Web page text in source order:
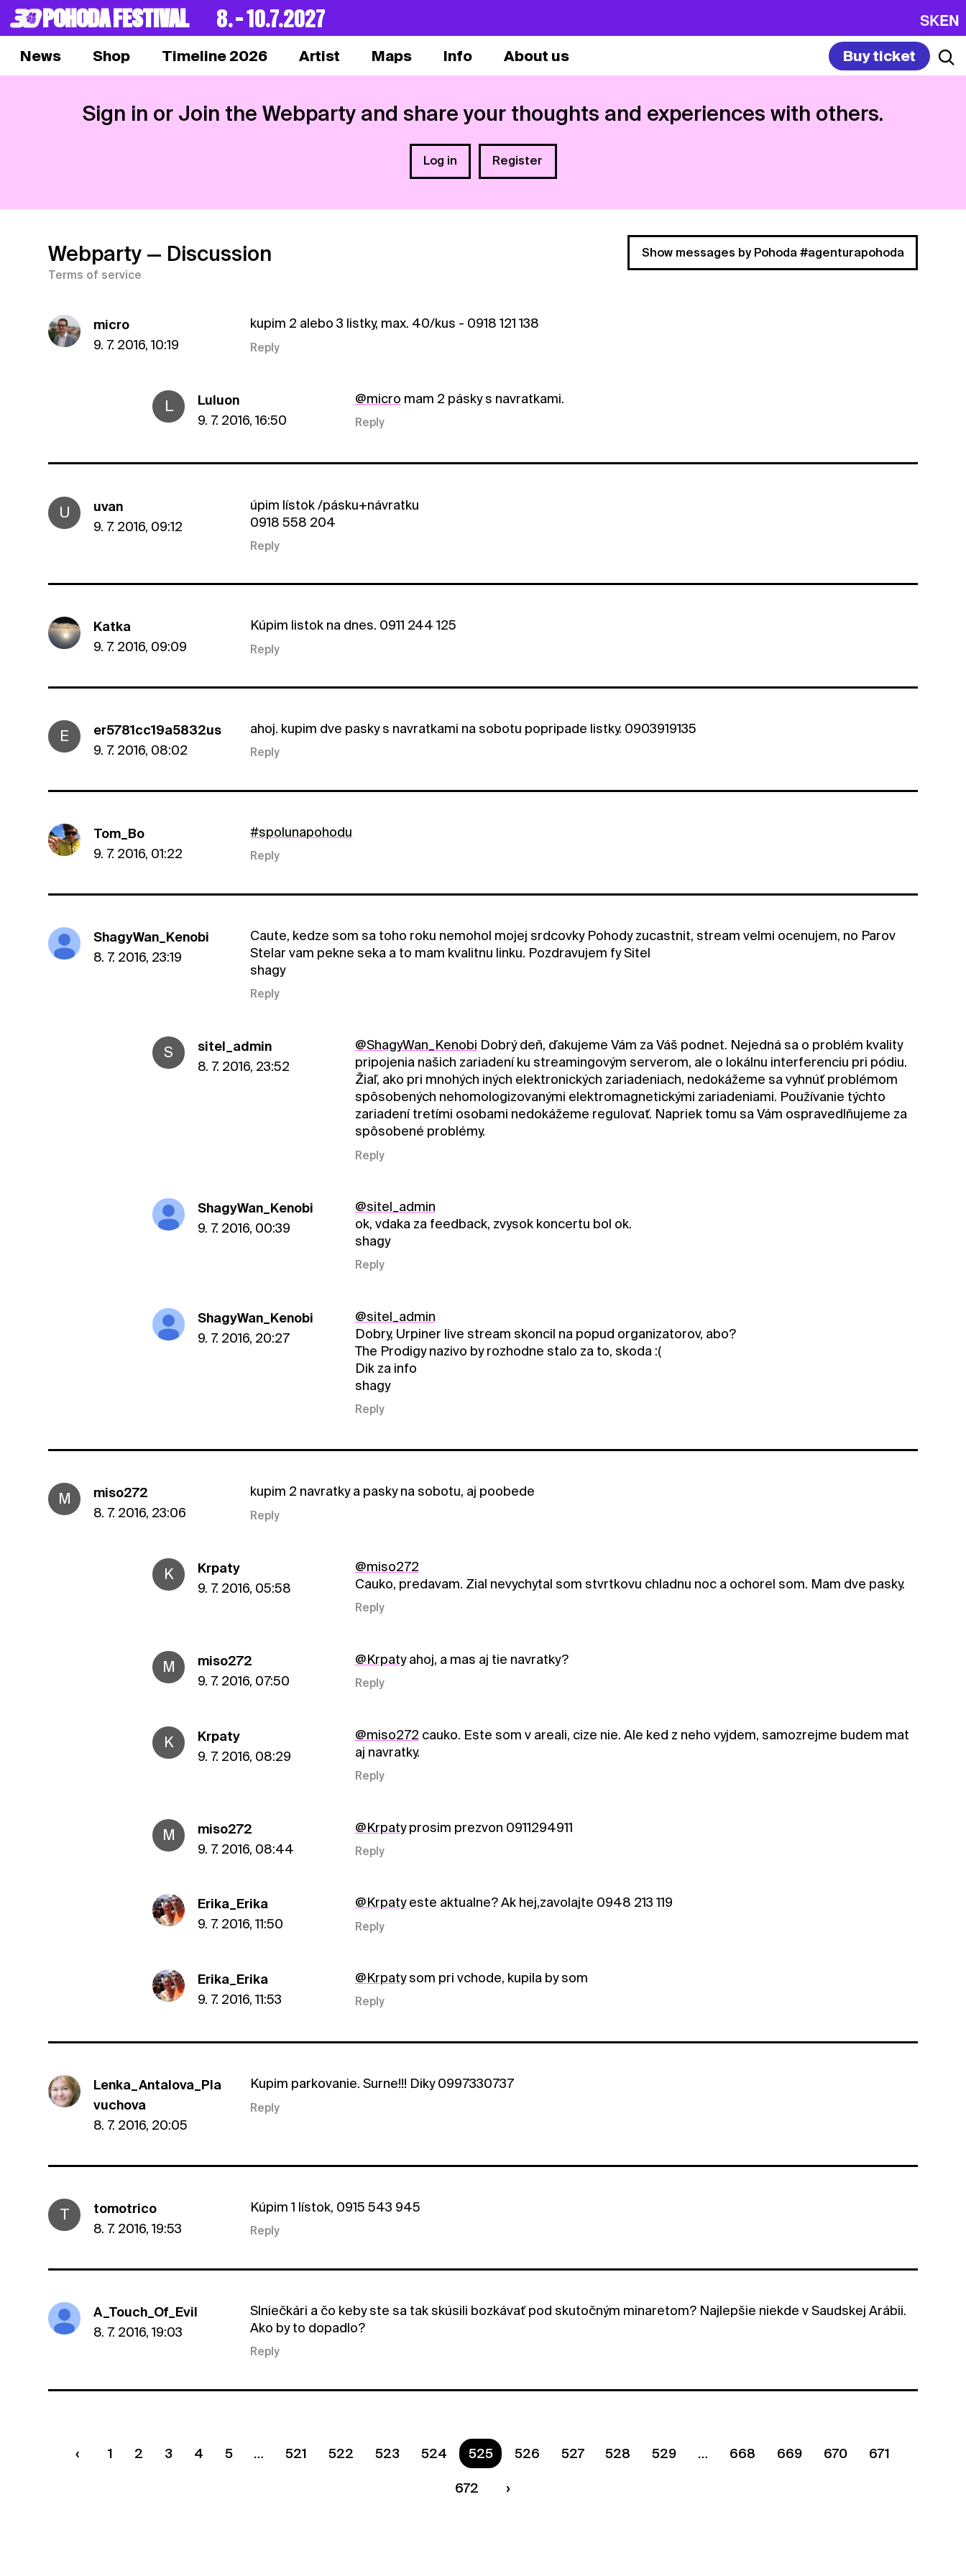
POHODA FESTIVAL 8. – 10.7.2027 SKEN
News Shop Timeline 2026 Artist Maps Info About us Buy ticket
Sign in or Join the Webparty and share your thoughts and experiences with others.
Log in Register
Webparty — Discussion
Terms of service
Show messages by Pohoda #agenturapohoda
micro
9. 7. 2016, 10:19
kupim 2 alebo 3 listky, max. 40/kus - 0918 121 138
Reply
L
Luluon
9. 7. 2016, 16:50
@micro mam 2 pásky s navratkami.
Reply
U
uvan
9. 7. 2016, 09:12
úpim lístok /pásku+návratku
0918 558 204
Reply
Katka
9. 7. 2016, 09:09
Kúpim listok na dnes. 0911 244 125
Reply
E
er5781cc19a5832us
9. 7. 2016, 08:02
ahoj. kupim dve pasky s navratkami na sobotu popripade listky. 0903919135
Reply
Tom_Bo
9. 7. 2016, 01:22
#spolunapohodu
Reply
ShagyWan_Kenobi
8. 7. 2016, 23:19
Caute, kedze som sa toho roku nemohol mojej srdcovky Pohody zucastnit, stream velmi ocenujem, no Parov
Stelar vam pekne seka a to mam kvalitnu linku. Pozdravujem fy Sitel
shagy
Reply
S
sitel_admin
8. 7. 2016, 23:52
@ShagyWan_Kenobi Dobrý deň, ďakujeme Vám za Váš podnet. Nejedná sa o problém kvality
pripojenia našich zariadení ku streamingovým serverom, ale o lokálnu interferenciu pri pódiu.
Žiaľ, ako pri mnohých iných elektronických zariadeniach, nedokážeme sa vyhnúť problémom
spôsobených nehomologizovanými elektromagnetickými zariadeniami. Používanie týchto
zariadení tretími osobami nedokážeme regulovať. Napriek tomu sa Vám ospravedlňujeme za
spôsobené problémy.
Reply
ShagyWan_Kenobi
9. 7. 2016, 00:39
@sitel_admin
ok, vdaka za feedback, zvysok koncertu bol ok.
shagy
Reply
ShagyWan_Kenobi
9. 7. 2016, 20:27
@sitel_admin
Dobry, Urpiner live stream skoncil na popud organizatorov, abo?
The Prodigy nazivo by rozhodne stalo za to, skoda :(
Dik za info
shagy
Reply
M
miso272
8. 7. 2016, 23:06
kupim 2 navratky a pasky na sobotu, aj poobede
Reply
K
Krpaty
9. 7. 2016, 05:58
@miso272
Cauko, predavam. Zial nevychytal som stvrtkovu chladnu noc a ochorel som. Mam dve pasky.
Reply
M
miso272
9. 7. 2016, 07:50
@Krpatyahoj, a mas aj tie navratky?
Reply
K
Krpaty
9. 7. 2016, 08:29
@miso272 cauko. Este som v areali, cize nie. Ale ked z neho vyjdem, samozrejme budem mat
aj navratky.
Reply
M
miso272
9. 7. 2016, 08:44
@Krpatyprosim prezvon 0911294911
Reply
Erika_Erika
9. 7. 2016, 11:50
@Krpatyeste aktualne? Ak hej,zavolajte 0948 213 119
Reply
Erika_Erika
9. 7. 2016, 11:53
@Krpatysom pri vchode, kupila by som
Reply
Lenka_Antalova_Pla
vuchova
8. 7. 2016, 20:05
Kupim parkovanie. Surne!!! Diky 0997330737
Reply
T
tomotrico
8. 7. 2016, 19:53
Kúpim 1 lístok, 0915 543 945
Reply
A_Touch_Of_Evil
8. 7. 2016, 19:03
Slniečkári a čo keby ste sa tak skúsili bozkávať pod skutočným minaretom? Najlepšie niekde v Saudskej Arábii.
Ako by to dopadlo?
Reply
1 2 3 4 5 521 522 523 524 You are on page
525 526 527 528 529 668 669 670 671
672